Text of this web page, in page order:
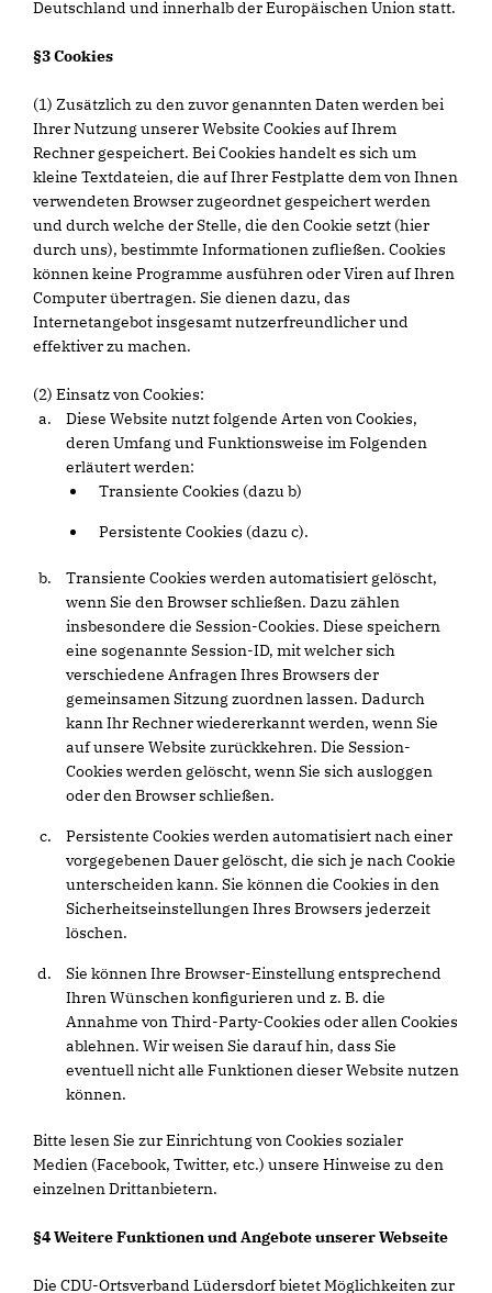
Deutschland und innerhalb der Europäischen Union statt.
§3 Cookies
(1) Zusätzlich zu den zuvor genannten Daten werden bei
Ihrer Nutzung unserer Website Cookies auf Ihrem
Rechner gespeichert. Bei Cookies handelt es sich um
kleine Textdateien, die auf Ihrer Festplatte dem von Ihnen
verwendeten Browser zugeordnet gespeichert werden
und durch welche der Stelle, die den Cookie setzt (hier
durch uns), bestimmte Informationen zufließen. Cookies
können keine Programme ausführen oder Viren auf Ihren
Computer übertragen. Sie dienen dazu, das
Internetangebot insgesamt nutzerfreundlicher und
effektiver zu machen.
(2) Einsatz von Cookies:
Diese Website nutzt folgende Arten von Cookies,
deren Umfang und Funktionsweise im Folgenden
erläutert werden:
Transiente Cookies (dazu b)
Persistente Cookies (dazu c).
Transiente Cookies werden automatisiert gelöscht,
wenn Sie den Browser schließen. Dazu zählen
insbesondere die Session-Cookies. Diese speichern
eine sogenannte Session-ID, mit welcher sich
verschiedene Anfragen Ihres Browsers der
gemeinsamen Sitzung zuordnen lassen. Dadurch
kann Ihr Rechner wiedererkannt werden, wenn Sie
auf unsere Website zurückkehren. Die Session-
Cookies werden gelöscht, wenn Sie sich ausloggen
oder den Browser schließen.
Persistente Cookies werden automatisiert nach einer
vorgegebenen Dauer gelöscht, die sich je nach Cookie
unterscheiden kann. Sie können die Cookies in den
Sicherheitseinstellungen Ihres Browsers jederzeit
löschen.
Sie können Ihre Browser-Einstellung entsprechend
Ihren Wünschen konfigurieren und z. B. die
Annahme von Third-Party-Cookies oder allen Cookies
ablehnen. Wir weisen Sie darauf hin, dass Sie
eventuell nicht alle Funktionen dieser Website nutzen
können.
Bitte lesen Sie zur Einrichtung von Cookies sozialer
Medien (Facebook, Twitter, etc.) unsere Hinweise zu den
einzelnen Drittanbietern.
§4 Weitere Funktionen und Angebote unserer Webseite
Die CDU-Ortsverband Lüdersdorf bietet Möglichkeiten zur